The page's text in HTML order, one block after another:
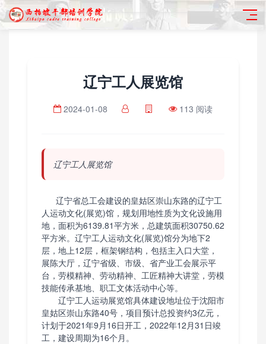
辽宁工人展览馆
2024-01-08 113 阅读
辽宁工人展览馆
辽宁省总工会建设的皇姑区崇山东路的辽宁工
人运动文化(展览)馆，规划用地性质为文化设施用
地，面积为6139.81平方米，总建筑面积30750.62
平方米。辽宁工人运动文化(展览)馆分为地下2
层，地上12层，框架钢结构，包括主入口大堂，
展陈大厅，辽宁省级、市级、省产业工会展示平
台，劳模精神、劳动精神、工匠精神大讲堂，劳模
技能传承基地、职工文体活动中心等。
辽宁工人运动展览馆具体建设地址位于沈阳市
皇姑区崇山东路40号，项目预计总投资约3亿元，
计划于2021年9月16日开工，2022年12月31日竣
工，建设周期为16个月。